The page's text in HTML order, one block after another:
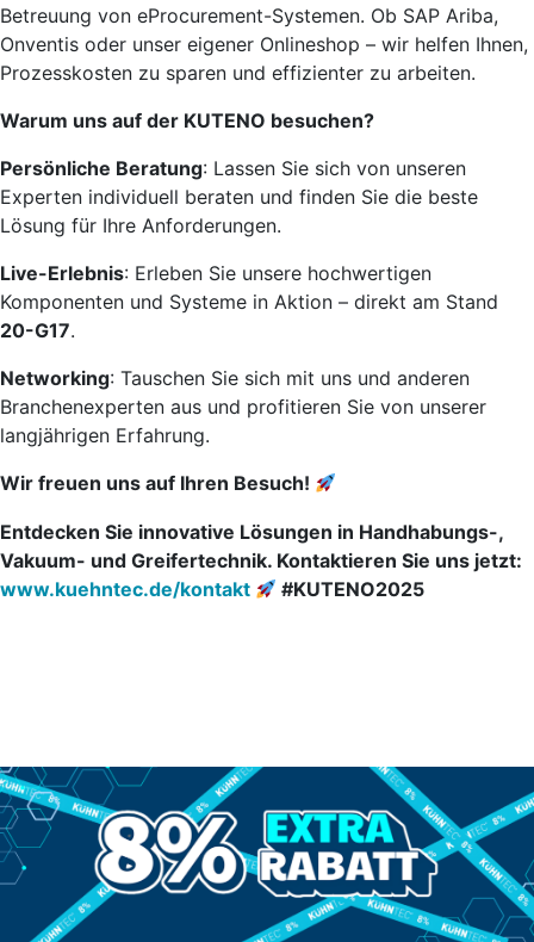
Betreuung von eProcurement-Systemen. Ob SAP Ariba,
Onventis oder unser eigener Onlineshop – wir helfen Ihnen,
Prozesskosten zu sparen und effizienter zu arbeiten.
Warum uns auf der KUTENO besuchen?
Persönliche Beratung: Lassen Sie sich von unseren
Experten individuell beraten und finden Sie die beste
Lösung für Ihre Anforderungen.
Live-Erlebnis: Erleben Sie unsere hochwertigen
Komponenten und Systeme in Aktion – direkt am Stand
20-G17.
Networking: Tauschen Sie sich mit uns und anderen
Branchenexperten aus und profitieren Sie von unserer
langjährigen Erfahrung.
Wir freuen uns auf Ihren Besuch!
Entdecken Sie innovative Lösungen in Handhabungs-,
Vakuum- und Greifertechnik. Kontaktieren Sie uns jetzt:
www.kuehntec.de/kontakt
#KUTENO2025